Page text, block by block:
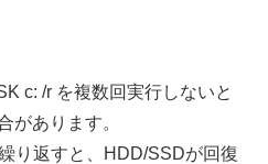
c: /r を複数回実行しないと
があります。
り返すと、HDD/SSDが回復